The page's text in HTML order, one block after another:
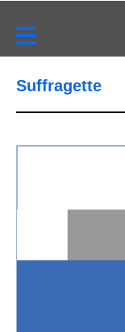
Suffragette